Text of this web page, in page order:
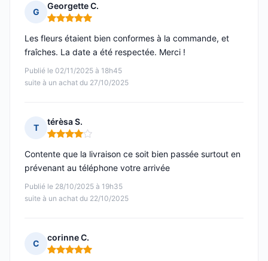
G
Georgette C.
Note : 5 sur 5
Publié le 02/11/2025 à 18h45
suite à un achat du 27/10/2025
Les fleurs étaient bien conformes à la commande, et
fraîches. La date a été respectée. Merci !
T
térèsa S.
Note : 4 sur 5
Publié le 28/10/2025 à 19h35
suite à un achat du 22/10/2025
Contente que la livraison ce soit bien passée surtout en
prévenant au téléphone votre arrivée
C
corinne C.
Note : 5 sur 5